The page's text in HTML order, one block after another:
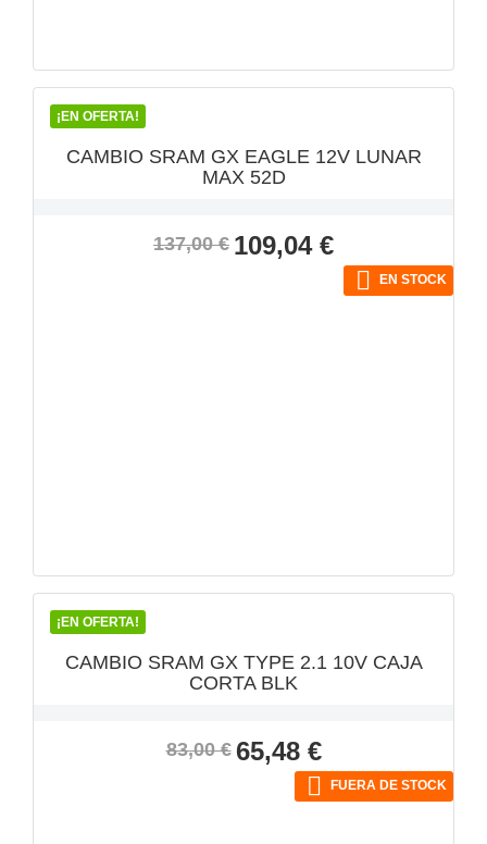
¡EN OFERTA!
CAMBIO SRAM GX EAGLE 12V LUNAR
MAX 52D
Precio
137,00 € Precio
109,04 €
 EN STOCK
¡EN OFERTA!
CAMBIO SRAM GX TYPE 2.1 10V CAJA
CORTA BLK
Precio
83,00 € Precio
65,48 €
 FUERA DE STOCK